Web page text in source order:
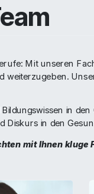
Mit unseren
in
Diskurs in den
mit Ihnen kluge